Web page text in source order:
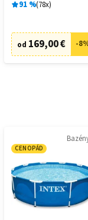
91 % 78x
od 169,00 € -8
CENOPÁD